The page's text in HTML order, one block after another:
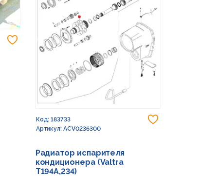
Добавить в избранное
Код: 183733
Артикул: ACV0236300
Радиатор испарителя
кондиционера (Valtra
T194A,234)